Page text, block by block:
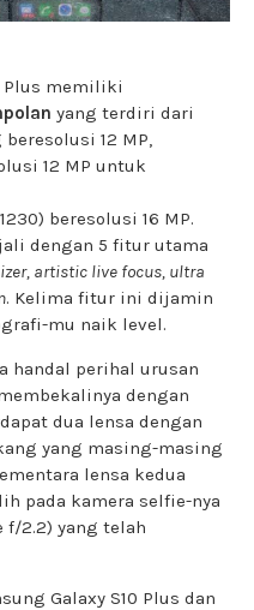
Plus memiliki
yang terdiri dari
12 MP,
12 MP untuk
beresolusi 16 MP.
dengan 5 fitur utama
artistic live focus, ultra
. Kelima fitur ini dijamin
mu naik level.
handal perihal urusan
dengan
dua lensa dengan
yang masing-masing
lensa kedua
pada kamera selfie-nya
f/2.2) yang telah
Galaxy S10 Plus dan